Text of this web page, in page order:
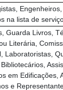
lista de
Guarda Livros,
Literária,
em
e